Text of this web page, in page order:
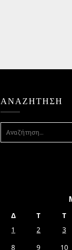
ΑΝΑΖΉΤΗΣΗ
ΓΙΑ:
Δ Τ Τ
1
2 3
8
9 10